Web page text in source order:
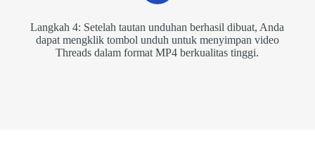
Langkah 4: Setelah tautan unduhan berhasil dibuat, Anda
dapat mengklik tombol unduh untuk menyimpan video
Threads dalam format MP4 berkualitas tinggi.